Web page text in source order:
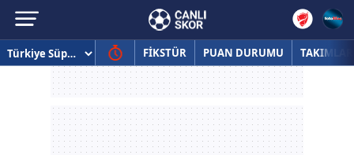
FİKSTÜR PUAN DURUMU TAKIMLAR